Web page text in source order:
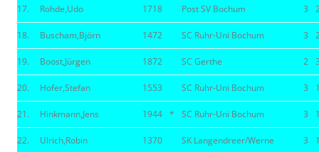
17. Rohde,Udo 1718 Post SV Bochum 3
18. Buscham,Björn 1472 SC Ruhr-Uni Bochum 3
19. Boost,Jürgen 1872 SC Gerthe 2
20. Hofer,Stefan 1553 SC Ruhr-Uni Bochum 3
21. Hinkmann,Jens 1944 * SC Ruhr-Uni Bochum 3
22. Ulrich,Robin 1370 SK Langendreer/Werne 3